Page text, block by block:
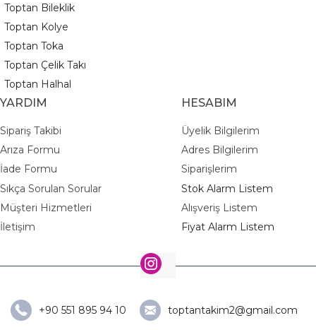
Toptan Bileklik
Toptan Kolye
Toptan Toka
Toptan Çelik Takı
Toptan Halhal
YARDIM
Sipariş Takibi
Arıza Formu
İade Formu
Sıkça Sorulan Sorular
Müşteri Hizmetleri
İletişim
HESABIM
Üyelik Bilgilerim
Adres Bilgilerim
Siparişlerim
Stok Alarm Listem
Alışveriş Listem
Fiyat Alarm Listem
+90 551 895 94 10 toptantakim2@gmail.com